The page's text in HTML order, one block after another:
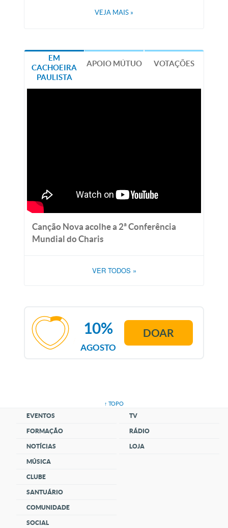
VEJA MAIS »
EM
CACHOEIRA
PAULISTA
APOIO MÚTUO VOTAÇÕES
Canção Nova acolhe a 2ª Conferência
Mundial do Charis
VER TODOS »
AGOSTO
10% DOAR
↑ TOPO
EVENTOS
FORMAÇÃO
NOTÍCIAS
MÚSICA
CLUBE
SANTUÁRIO
COMUNIDADE
SOCIAL
TV
RÁDIO
LOJA